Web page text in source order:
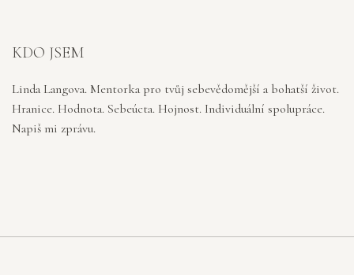
KDO JSEM
Linda Langova. Mentorka pro tvůj sebevědomější a bohatší život.
Hranice. Hodnota. Sebeúcta. Hojnost. Individuální spolupráce.
Napiš mi zprávu.